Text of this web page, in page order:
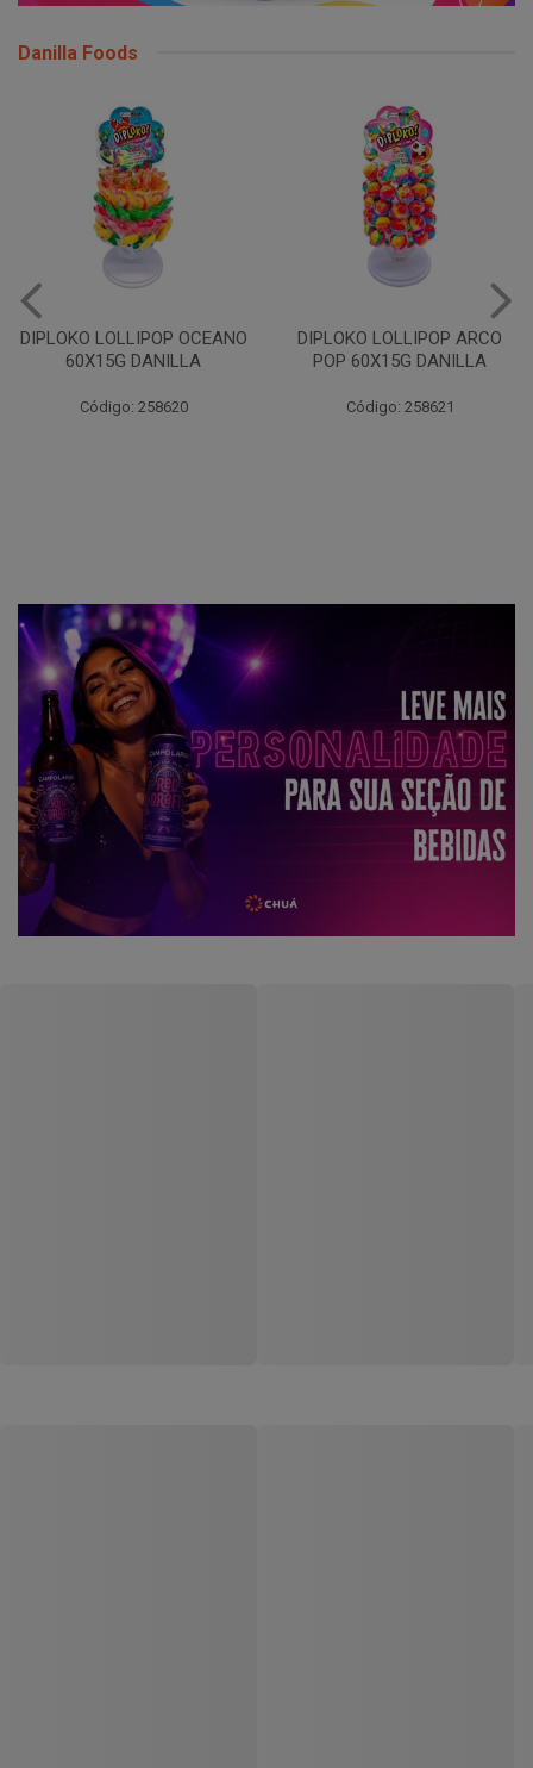
Danilla Foods
DIPLOKO LOLLIPOP OCEANO
60X15G DANILLA
Código: 258620
DIPLOKO LOLLIPOP ARCO
POP 60X15G DANILLA
Código: 258621